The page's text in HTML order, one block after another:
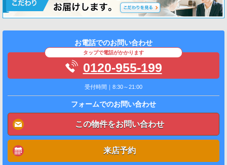
お電話でのお問い合わせ
タップで電話がかかります
0120-955-199
受付時間｜8:30～21:00
フォームでのお問い合わせ
この物件をお問い合わせ
来店予約